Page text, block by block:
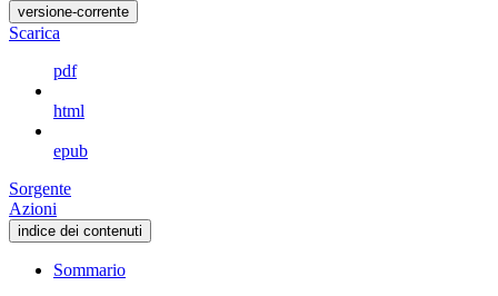
versione-corrente
Scarica
pdf
html
epub
Sorgente
Azioni
indice dei contenuti
Sommario